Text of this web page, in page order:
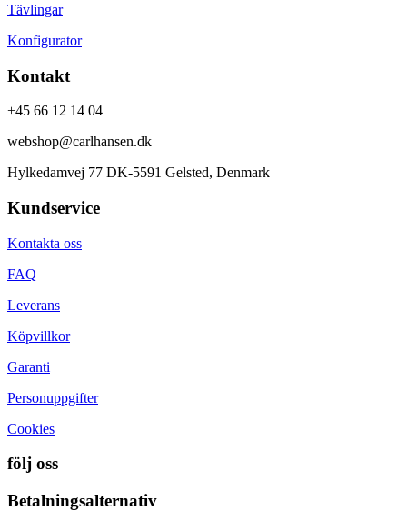
Tävlingar
Konfigurator
Kontakt
+45 66 12 14 04
webshop@carlhansen.dk
Hylkedamvej 77 DK-5591 Gelsted, Denmark
Kundservice
Kontakta oss
FAQ
Leverans
Köpvillkor
Garanti
Personuppgifter
Cookies
följ oss
Betalningsalternativ